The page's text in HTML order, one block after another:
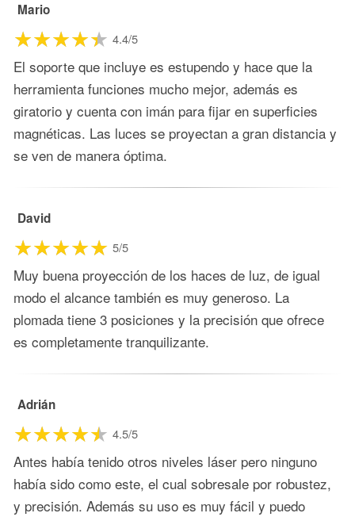
Mario
4.4/5
El soporte que incluye es estupendo y hace que la
herramienta funciones mucho mejor, además es
giratorio y cuenta con imán para fijar en superficies
magnéticas. Las luces se proyectan a gran distancia y
se ven de manera óptima.
David
5/5
Muy buena proyección de los haces de luz, de igual
modo el alcance también es muy generoso. La
plomada tiene 3 posiciones y la precisión que ofrece
es completamente tranquilizante.
Adrián
4.5/5
Antes había tenido otros niveles láser pero ninguno
había sido como este, el cual sobresale por robustez,
y precisión. Además su uso es muy fácil y puedo